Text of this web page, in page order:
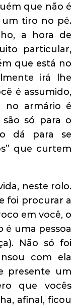
que não é
um tiro no pé.
a hora de
particular,
que está no
irá lhe
é assumido,
no armário é
são só para o
dá para se
que curtem
neste rolo.
foi procurar a
em você, o
é uma pessoa
Não só foi
com ela
presente um
que vocês
afinal, ficou